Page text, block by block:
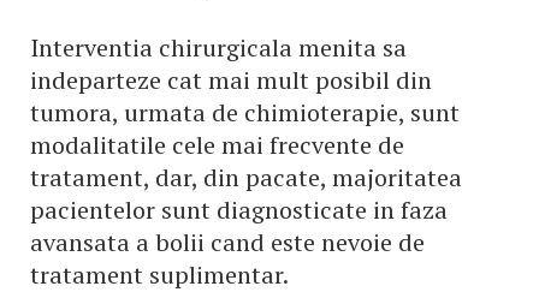
Interventia chirurgicala menita sa
indeparteze cat mai mult posibil din
tumora, urmata de chimioterapie, sunt
modalitatile cele mai frecvente de
tratament, dar, din pacate, majoritatea
pacientelor sunt diagnosticate in faza
avansata a bolii cand este nevoie de
tratament suplimentar.